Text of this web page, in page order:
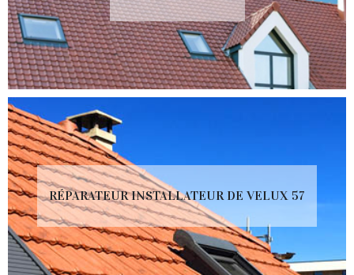
RÉPARATEUR INSTALLATEUR DE VELUX 57